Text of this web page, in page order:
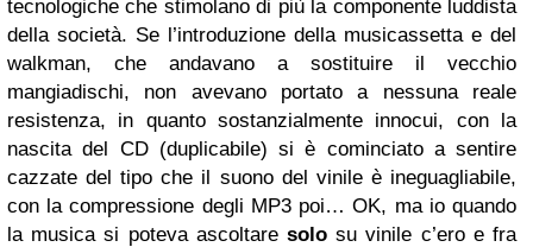
tecnologiche che stimolano di più la componente luddista
della società. Se l’introduzione della musicassetta e del
walkman, che andavano a sostituire il vecchio
mangiadischi, non avevano portato a nessuna reale
resistenza, in quanto sostanzialmente innocui, con la
nascita del CD (duplicabile) si è cominciato a sentire
cazzate del tipo che il suono del vinile è ineguagliabile,
con la compressione degli MP3 poi… OK, ma io quando
la musica si poteva ascoltare solo su vinile c’ero e fra